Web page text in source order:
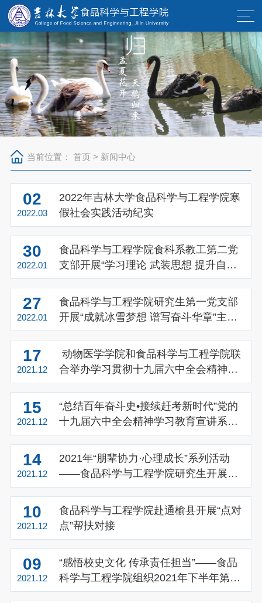
当前位置： 首页 > 新闻中心
02
2022.03
2022年吉林大学食品科学与工程学院寒
假社会实践活动纪实
30
2022.01
食品科学与工程学院食科系教工第二党
支部开展“学习理论 武装思想 提升自己
迎战2022”主题党日活动
27
2022.01
食品科学与工程学院研究生第一党支部
开展“成就冰雪梦想 谱写奋斗华章”主题
党日活动
17
2021.12
动物医学学院和食品科学与工程学院联
合举办学习贯彻十九届六中全会精神专
题报告会暨党风廉政建设警示教育大会
15
2021.12
“总结百年奋斗史•接续赶考新时代”党的
十九届六中全会精神学习教育宣讲系列
活动——博士生讲师团走进食品科学与
工程学院研究生党支部
14
2021.12
2021年“朋辈协力·心理成长”系列活动
——食品科学与工程学院研究生开展令
我“温暖的一件事”线上故事征集活动
10
2021.12
食品科学与工程学院赴通榆县开展“点对
点”帮扶对接
09
2021.12
“感悟校史文化 传承责任担当”——食品
科学与工程学院组织2021年下半年第二
批发展对象参观校史馆社会实践活动